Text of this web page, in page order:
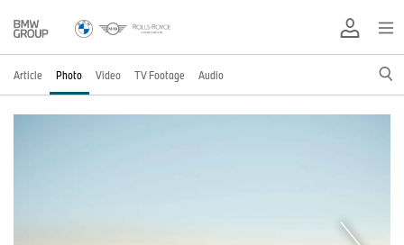
Article Photo Video TV Footage Audio